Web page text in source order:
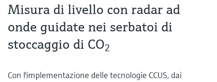
Misura di livello con radar ad
onde guidate nei serbatoi di
stoccaggio di CO2
Con l'implementazione delle tecnologie CCUS, dai